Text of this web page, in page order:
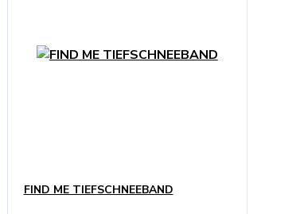
FIND ME TIEFSCHNEEBAND